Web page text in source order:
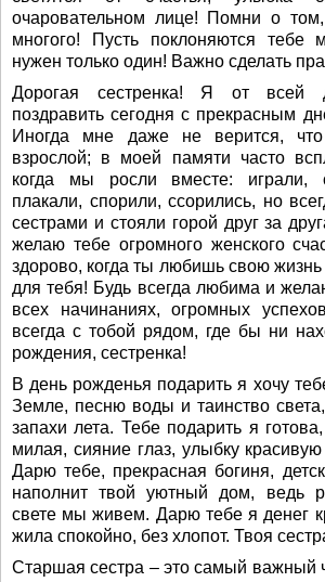
очаровательном лице! Помни о
многого! Пусть поклоняются тебе
нужен только один! Важно сделать
Дорогая сестренка! Я от всей
поздравить сегодня с прекрасным
Иногда мне даже не верится,
взрослой; в моей памяти часто
когда мы росли вместе: играли,
плакали, спорили, ссорились, но
сестрами и стояли горой друг за
желаю тебе огромного женского
здорово, когда ты любишь свою
для тебя! Будь всегда любима и
всех начинаниях, огромных
всегда с тобой рядом, где бы ни
рождения, сестренка!
В день рожденья подарить я хочу
Земле, песню воды и таинство
запахи лета. Тебе подарить я
милая, сияние глаз, улыбку
Дарю тебе, прекрасная богиня,
наполнит твой уютный дом, ведь
свете мы живем. Дарю тебе я денег
жила спокойно, без хлопот. Твоя
Старшая сестра – это самый важный